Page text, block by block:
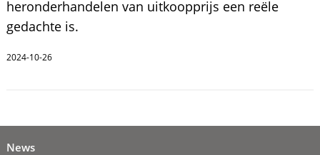
heronderhandelen van uitkoopprijs een reële
gedachte is.
2024-10-26
News